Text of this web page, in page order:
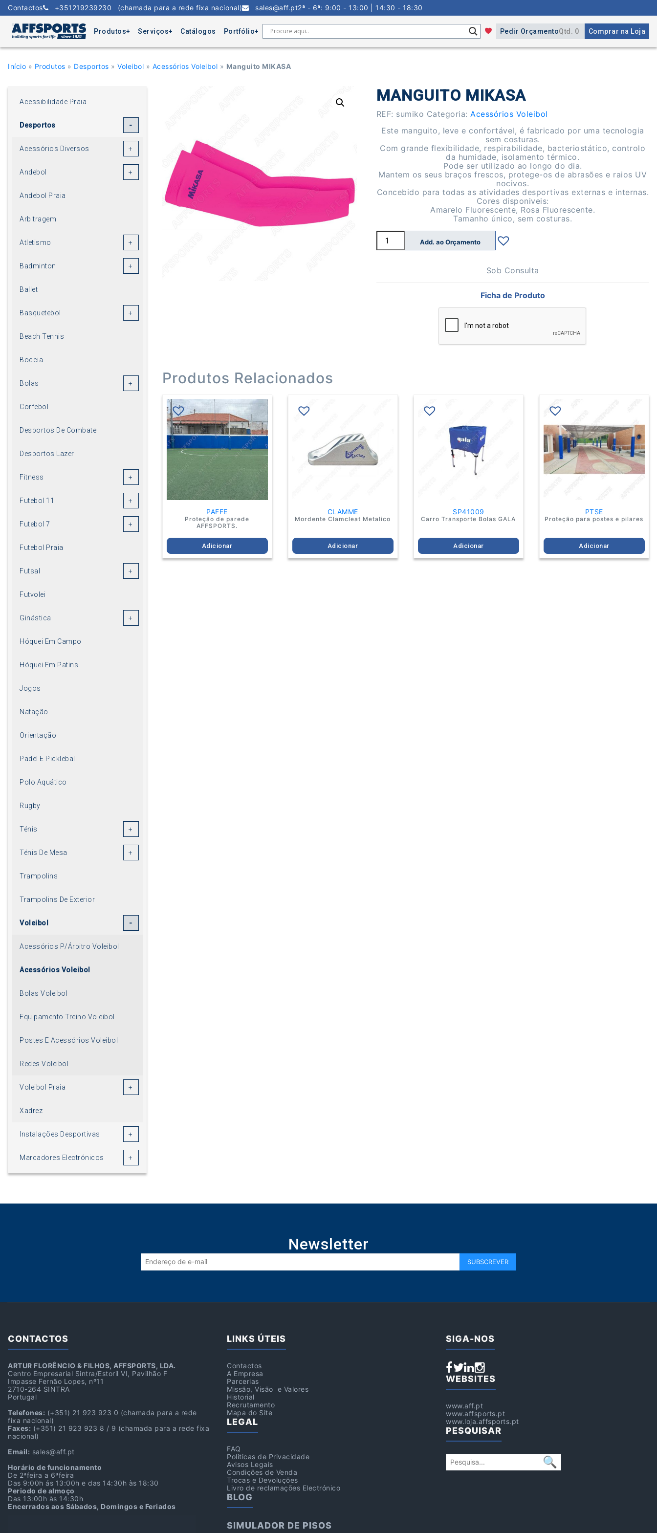
Skip
Contactos +351219239230 (chamada para a rede fixa nacional) sales@aff.pt2ª - 6ª: 9:00 - 13:00 | 14:30 - 18:30
Produtos Serviços Catálogos Portfólio Pedir OrçamentoQtd. 0 Comprar na Loja
Início » Produtos » Desportos » Voleibol » Acessórios Voleibol » Manguito MIKASA
MANGUITO MIKASA
REF: sumiko Categoria: Acessórios Voleibol
Este manguito, leve e confortável, é fabricado por uma tecnologia
sem costuras.
Com grande flexibilidade, respirabilidade, bacteriostático, controlo
da humidade, isolamento térmico.
Pode ser utilizado ao longo do dia.
Mantem os seus braços frescos, protege-os de abrasões e raios UV
nocivos.
Concebido para todas as atividades desportivas externas e internas.
Cores disponiveis:
Amarelo Fluorescente, Rosa Fluorescente.
Tamanho único, sem costuras.
Quantidade
Manguito
Add. ao Orçamento
Sob Consulta
Ficha de Produto
Produtos Relacionados
PAFFE
Proteção de parede
AFFSPORTS.
Adicionar
CLAMME
Mordente Clamcleat Metalico
Adicionar
SP41009
Carro Transporte Bolas GALA
Adicionar
PTSE
Proteção para postes e pilares
Adicionar
Acessibilidade Praia
Desportos
Acessórios Diversos
Andebol
Andebol Praia
Arbitragem
Atletismo
Badminton
Ballet
Basquetebol
Beach Tennis
Boccia
Bolas
Corfebol
Desportos De Combate
Desportos Lazer
Fitness
Futebol 11
Futebol 7
Futebol Praia
Futsal
Futvolei
Ginástica
Hóquei Em Campo
Hóquei Em Patins
Jogos
Natação
Orientação
Padel E Pickleball
Polo Aquático
Rugby
Ténis
Ténis De Mesa
Trampolins
Trampolins De Exterior
Voleibol
Acessórios P/Árbitro Voleibol
Acessórios Voleibol
Bolas Voleibol
Equipamento Treino Voleibol
Postes E Acessórios Voleibol
Redes Voleibol
Voleibol Praia
Xadrez
Instalações Desportivas
Marcadores Electrónicos
Newsletter
CONTACTOS
ARTUR FLORÊNCIO & FILHOS, AFFSPORTS, LDA.
Centro Empresarial Sintra/Estoril VI, Pavilhão F
Impasse Fernão Lopes, nº11
2710-264 SINTRA
Portugal
Telefones: (+351) 21 923 923 0 (chamada para a rede
fixa nacional)
Faxes: (+351) 21 923 923 8 / 9 (chamada para a rede fixa
nacional)
Email: sales@aff.pt
Horário de funcionamento
De 2ªfeira a 6ªfeira
Das 9:00h ás 13:00h e das 14:30h às 18:30
Periodo de almoço
Das 13:00h às 14:30h
Encerrados aos Sábados, Domingos e Feriados
LINKS ÚTEIS
Contactos
A Empresa
Parcerias
Missão, Visão e Valores
Historial
Recrutamento
Mapa do Site
LEGAL
FAQ
Politicas de Privacidade
Avisos Legais
Condições de Venda
Trocas e Devoluções
Livro de reclamações Electrónico
BLOG
SIMULADOR DE PISOS
SIGA-NOS
WEBSITES
www.aff.pt
www.affsports.pt
www.loja.affsports.pt
PESQUISAR